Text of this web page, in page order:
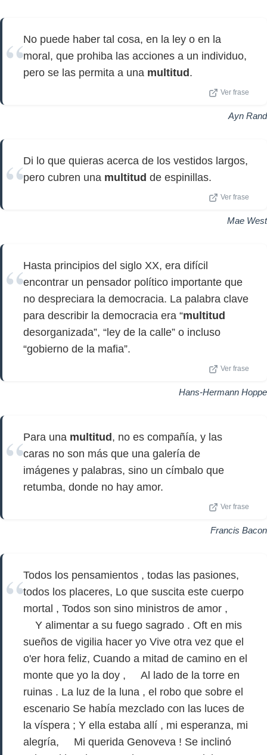
No puede haber tal cosa, en la ley o en la
moral, que prohiba las acciones a un individuo,
pero se las permita a una multitud .
Ver frase
Ayn Rand
Di lo que quieras acerca de los vestidos largos,
pero cubren una multitud de espinillas.
Ver frase
Mae West
Hasta principios del siglo XX, era difícil
encontrar un pensador político importante que
no despreciara la democracia. La palabra clave
para describir la democracia era “multitud
desorganizada”, “ley de la calle” o incluso
“gobierno de la mafia”.
Ver frase
Hans-Hermann Hoppe
Para una multitud , no es compañía, y las
caras no son más que una galería de
imágenes y palabras, sino un címbalo que
retumba, donde no hay amor.
Ver frase
Francis Bacon
Todos los pensamientos , todas las pasiones,
todos los placeres, Lo que suscita este cuerpo
mortal , Todos son sino ministros de amor ,
Y alimentar a su fuego sagrado . Oft en mis
sueños de vigilia hacer yo Vive otra vez que el
o'er hora feliz, Cuando a mitad de camino en el
monte que yo la doy , Al lado de la torre en
ruinas . La luz de la luna , el robo que sobre el
escenario Se había mezclado con las luces de
la víspera ; Y ella estaba allí , mi esperanza, mi
alegría, Mi querida Genoveva ! Se inclinó